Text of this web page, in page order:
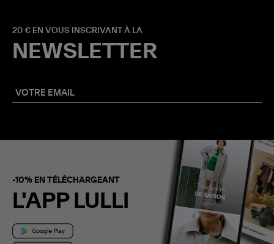
20 € EN VOUS INSCRIVANT À LA
NEWSLETTER
-10% EN TÉLÉCHARGEANT
L'APP LULLI